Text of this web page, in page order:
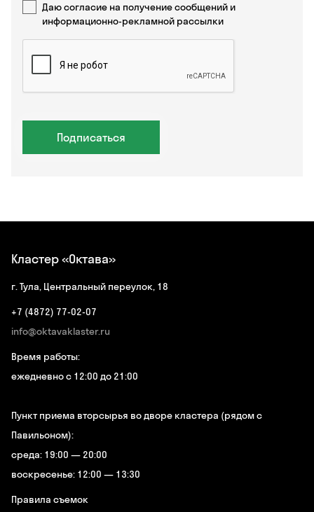
Даю согласие на получение сообщений и
информационно-рекламной рассылки
Подписаться
Кластер «Октава»
г. Тула, Центральный переулок, 18
+7 (4872) 77-02-07
info@oktavaklaster.ru
Время работы:
ежедневно с 12:00 до 21:00
Пункт приема вторсырья во дворе кластера (рядом с
Павильоном):
среда: 19:00 — 20:00
воскресенье: 12:00 — 13:30
Правила съемок